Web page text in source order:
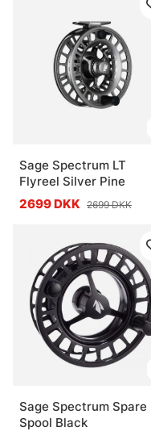
Sage Spectrum LT
Flyreel Silver Pine
2699 DKK 2699 DKK
Sage Spectrum Spare
Spool Black